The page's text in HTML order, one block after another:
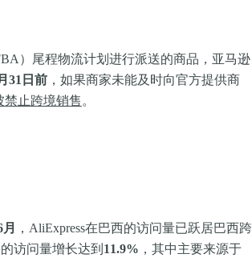
）尾程物流计划进行派送的商品，亚马逊
31日前，如果商家未能及时向官方提供商
止跨境销售 。
，AliExpress在巴西的访问量已跃居巴西跨
访问量增长达到 11.9% ，其中主要来源于